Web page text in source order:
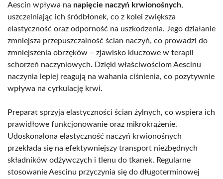
Aescin wpływa na napięcie naczyń krwionośnych,
uszczelniając ich śródbłonek, co z kolei zwiększa
elastyczność oraz odporność na uszkodzenia. Jego działanie
zmniejsza przepuszczalność ścian naczyń, co prowadzi do
zmniejszenia obrzęków – zjawisko kluczowe w terapii
schorzeń naczyniowych. Dzięki właściwościom Aescinu
naczynia lepiej reagują na wahania ciśnienia, co pozytywnie
wpływa na cyrkulację krwi.
Preparat sprzyja elastyczności ścian żylnych, co wspiera ich
prawidłowe funkcjonowanie oraz mikrokrążenie.
Udoskonalona elastyczność naczyń krwionośnych
przekłada się na efektywniejszy transport niezbędnych
składników odżywczych i tlenu do tkanek. Regularne
stosowanie Aescinu przyczynia się do długoterminowej